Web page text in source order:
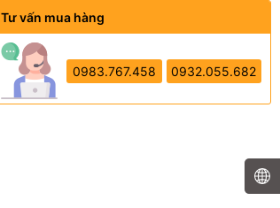
Tư vấn mua hàng
0983.767.458 0932.055.682